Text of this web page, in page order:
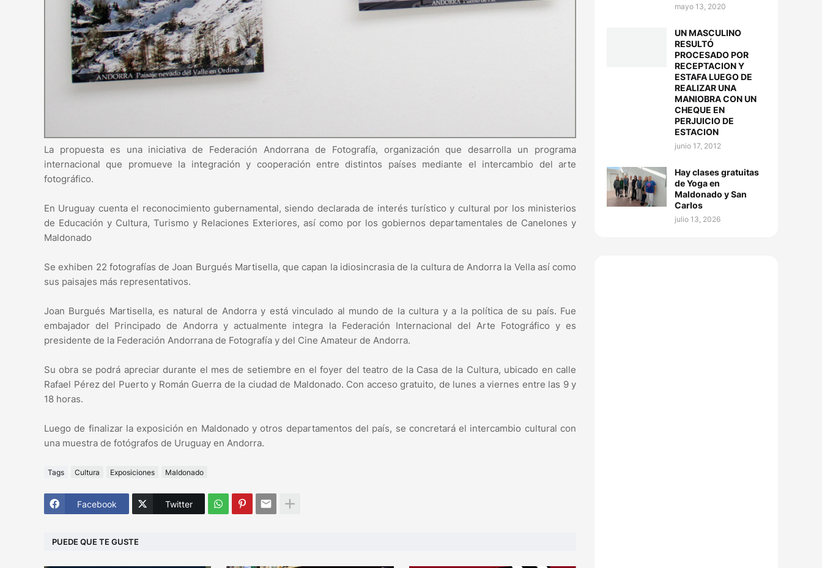
La propuesta es una iniciativa de Federación Andorrana de Fotografía, organización que desarrolla un programa
internacional que promueve la integración y cooperación entre distintos países mediante el intercambio del arte
fotográfico.
En Uruguay cuenta el reconocimiento gubernamental, siendo declarada de interés turístico y cultural por los ministerios
de Educación y Cultura, Turismo y Relaciones Exteriores, así como por los gobiernos departamentales de Canelones y
Maldonado
Se exhiben 22 fotografías de Joan Burgués Martisella, que capan la idiosincrasia de la cultura de Andorra la Vella así como
sus paisajes más representativos.
Joan Burgués Martisella, es natural de Andorra y está vinculado al mundo de la cultura y a la política de su país. Fue
embajador del Principado de Andorra y actualmente integra la Federación Internacional del Arte Fotográfico y es
presidente de la Federación Andorrana de Fotografía y del Cine Amateur de Andorra.
Su obra se podrá apreciar durante el mes de setiembre en el foyer del teatro de la Casa de la Cultura, ubicado en calle
Rafael Pérez del Puerto y Román Guerra de la ciudad de Maldonado. Con acceso gratuito, de lunes a viernes entre las 9 y
18 horas.
Luego de finalizar la exposición en Maldonado y otros departamentos del país, se concretará el intercambio cultural con
una muestra de fotógrafos de Uruguay en Andorra.
Tags Cultura Exposiciones Maldonado
Facebook Twitter
PUEDE QUE TE GUSTE
mayo 13, 2020
UN MASCULINO
RESULTÓ
PROCESADO POR
RECEPTACION Y
ESTAFA LUEGO DE
REALIZAR UNA
MANIOBRA CON UN
CHEQUE EN
PERJUICIO DE
ESTACION
junio 17, 2012
Hay clases gratuitas
de Yoga en
Maldonado y San
Carlos
julio 13, 2026